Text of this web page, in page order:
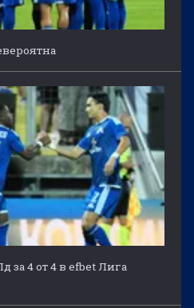
за 4 от 4 в efbet Лига